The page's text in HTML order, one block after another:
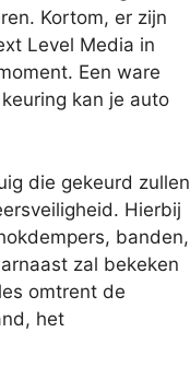
Kortom, er zijn
Level Media in
Een ware
kan je auto
die gekeurd zullen
Hierbij
banden,
zal bekeken
omtrent de
het